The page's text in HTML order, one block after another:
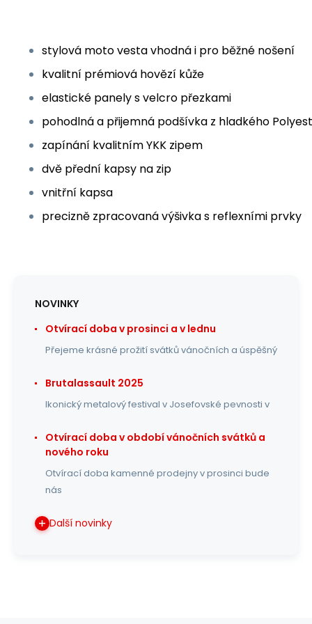
stylová moto vesta vhodná i pro běžné nošení
kvalitní prémiová hovězí kůže
elastické panely s velcro přezkami
pohodlná a přijemná podšívka z hladkého
zapínání kvalitním YKK zipem
dvě přední kapsy na zip
vnitřní kapsa
precizně zpracovaná výšivka s reflexními prvky
NOVINKY
Otvírací doba v prosinci a v lednu
Přejeme krásné prožití svátků vánočních a úspěšný
Brutalassault 2025
Ikonický metalový festival v Josefovské pevnosti v
Otvírací doba v období vánočních svátků a
nového roku
Otvírací doba kamenné prodejny v prosinci bude
nás
Další novinky